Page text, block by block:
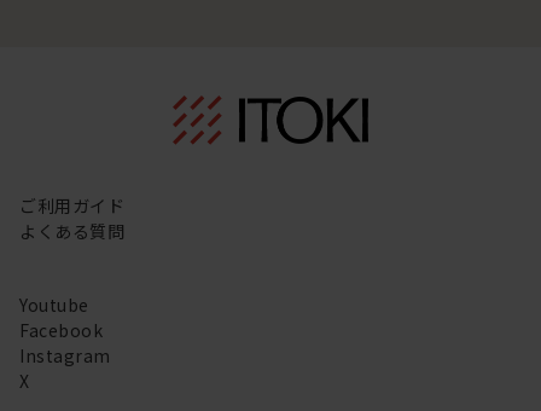
ご利用ガイド
よくある質問
Youtube
Facebook
Instagram
X